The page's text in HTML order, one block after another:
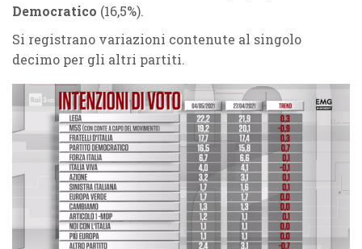
Democratico (16,5%).
Si registrano variazioni contenute al singolo
decimo per gli altri partiti.